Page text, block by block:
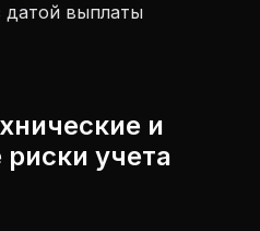
датой выплаты
и
учета